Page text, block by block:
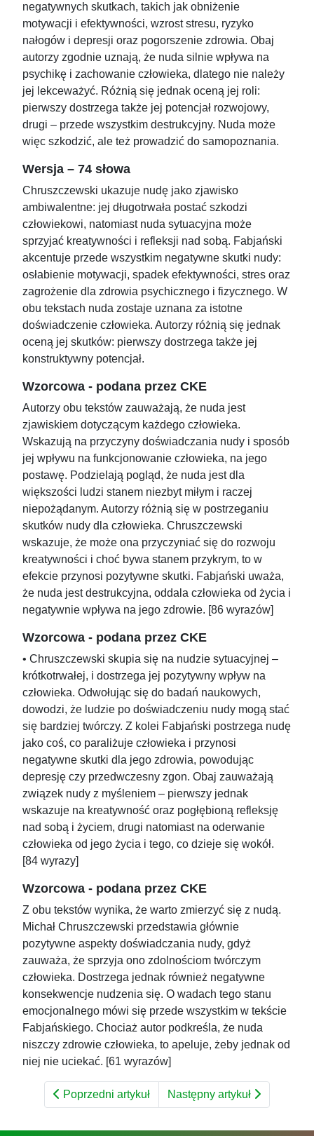
negatywnych skutkach, takich jak obniżenie
motywacji i efektywności, wzrost stresu, ryzyko
nałogów i depresji oraz pogorszenie zdrowia. Obaj
autorzy zgodnie uznają, że nuda silnie wpływa na
psychikę i zachowanie człowieka, dlatego nie należy
jej lekceważyć. Różnią się jednak oceną jej roli:
pierwszy dostrzega także jej potencjał rozwojowy,
drugi – przede wszystkim destrukcyjny. Nuda może
więc szkodzić, ale też prowadzić do samopoznania.
Wersja – 74 słowa
Chruszczewski ukazuje nudę jako zjawisko
ambiwalentne: jej długotrwała postać szkodzi
człowiekowi, natomiast nuda sytuacyjna może
sprzyjać kreatywności i refleksji nad sobą. Fabjański
akcentuje przede wszystkim negatywne skutki nudy:
osłabienie motywacji, spadek efektywności, stres oraz
zagrożenie dla zdrowia psychicznego i fizycznego. W
obu tekstach nuda zostaje uznana za istotne
doświadczenie człowieka. Autorzy różnią się jednak
oceną jej skutków: pierwszy dostrzega także jej
konstruktywny potencjał.
Wzorcowa - podana przez CKE
Autorzy obu tekstów zauważają, że nuda jest
zjawiskiem dotyczącym każdego człowieka.
Wskazują na przyczyny doświadczania nudy i sposób
jej wpływu na funkcjonowanie człowieka, na jego
postawę. Podzielają pogląd, że nuda jest dla
większości ludzi stanem niezbyt miłym i raczej
niepożądanym. Autorzy różnią się w postrzeganiu
skutków nudy dla człowieka. Chruszczewski
wskazuje, że może ona przyczyniać się do rozwoju
kreatywności i choć bywa stanem przykrym, to w
efekcie przynosi pozytywne skutki. Fabjański uważa,
że nuda jest destrukcyjna, oddala człowieka od życia i
negatywnie wpływa na jego zdrowie. [86 wyrazów]
Wzorcowa - podana przez CKE
• Chruszczewski skupia się na nudzie sytuacyjnej –
krótkotrwałej, i dostrzega jej pozytywny wpływ na
człowieka. Odwołując się do badań naukowych,
dowodzi, że ludzie po doświadczeniu nudy mogą stać
się bardziej twórczy. Z kolei Fabjański postrzega nudę
jako coś, co paraliżuje człowieka i przynosi
negatywne skutki dla jego zdrowia, powodując
depresję czy przedwczesny zgon. Obaj zauważają
związek nudy z myśleniem – pierwszy jednak
wskazuje na kreatywność oraz pogłębioną refleksję
nad sobą i życiem, drugi natomiast na oderwanie
człowieka od jego życia i tego, co dzieje się wokół.
[84 wyrazy]
Wzorcowa - podana przez CKE
Z obu tekstów wynika, że warto zmierzyć się z nudą.
Michał Chruszczewski przedstawia głównie
pozytywne aspekty doświadczania nudy, gdyż
zauważa, że sprzyja ono zdolnościom twórczym
człowieka. Dostrzega jednak również negatywne
konsekwencje nudzenia się. O wadach tego stanu
emocjonalnego mówi się przede wszystkim w tekście
Fabjańskiego. Chociaż autor podkreśla, że nuda
niszczy zdrowie człowieka, to apeluje, żeby jednak od
niej nie uciekać. [61 wyrazów]
Poprzedni artykuł Następny artykuł